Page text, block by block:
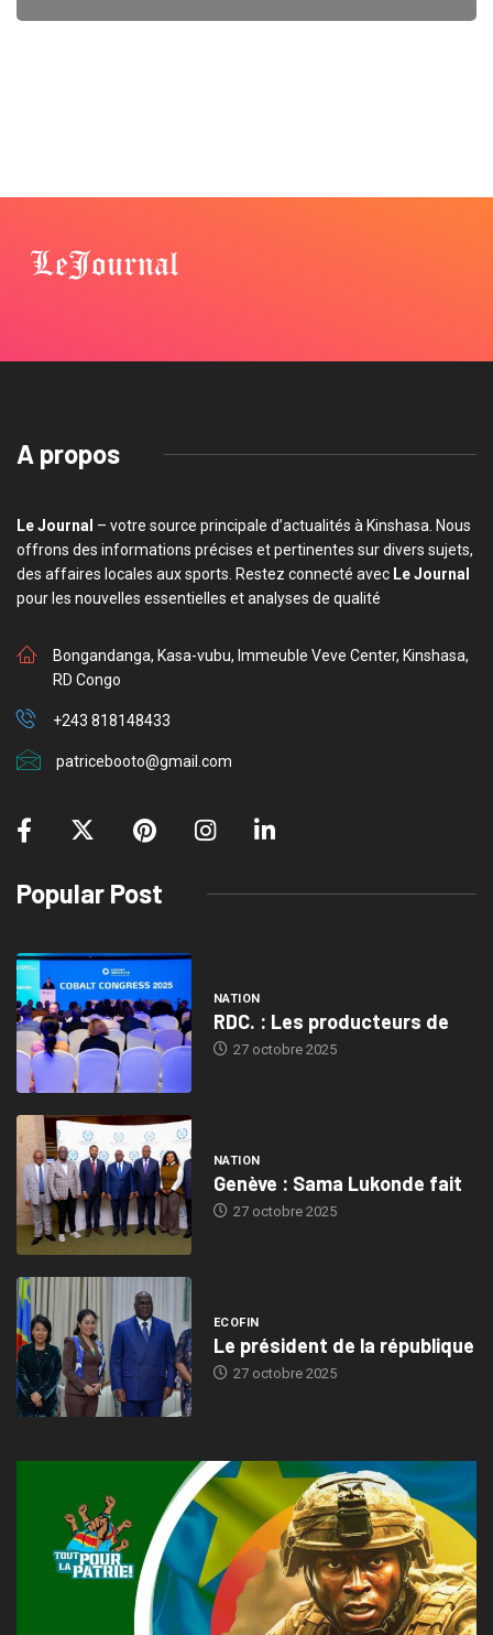
A propos
Le Journal – votre source principale d’actualités à Kinshasa. Nous
offrons des informations précises et pertinentes sur divers sujets,
des affaires locales aux sports. Restez connecté avec Le Journal
pour les nouvelles essentielles et analyses de qualité
Bongandanga, Kasa-vubu, Immeuble Veve Center, Kinshasa,
RD Congo
+243 818148433
patricebooto@gmail.com
Popular Post
NATION
RDC. : Les producteurs de
27 octobre 2025
NATION
Genève : Sama Lukonde fait
27 octobre 2025
ECOFIN
Le président de la république
27 octobre 2025